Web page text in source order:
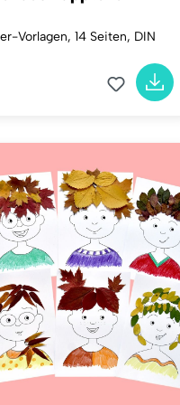
Vorlagen, 14 Seiten, DIN